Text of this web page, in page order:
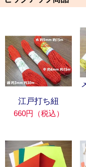
江戸打ち紐
660円（税込）